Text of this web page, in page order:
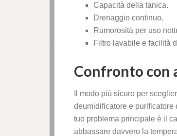
Capacità della tanica.
Drenaggio continuo.
Rumorosità per uso
Filtro lavabile e facilità
Confronto con
Il modo più sicuro per
deumidificatore e purificatore
tuo problema principale è il
abbassare davvero la